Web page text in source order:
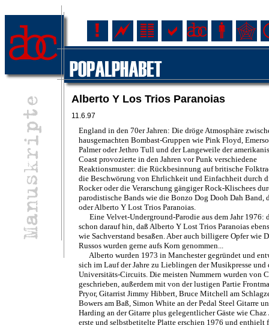
Alberto Y Los Trios Paranoias
11.6.97
England in den 70er Jahren: Die dröge Atmosphäre
hausgemachten Bombast-Gruppen wie Pink Floyd,
Palmer oder Jethro Tull und der Langeweile der
Coast provozierte in den Jahren vor Punk verschiedene
Reaktionsmuster: die Rückbesinnung auf britische
die Beschwörung von Ehrlichkeit und Einfachheit durch
Rocker oder die Verarschung gängiger Rock-Klischees
parodistische Bands wie die Bonzo Dog Dooh Dah Band,
oder Alberto Y Lost Trios Paranoias.
Eine Velvet-Underground-Parodie aus dem Jahr 1976:
schon darauf hin, daß Alberto Y Lost Trios Paranoias
wie Sachverstand besaßen. Aber auch billigere Opfer wie
Russos wurden gerne aufs Korn genommen...
Alberto wurden 1973 in Manchester gegründet und
sich im Lauf der Jahre zu Lieblingen der Musikpresse und
Universitäts-Circuits. Die meisten Nummern wurden von
geschrieben, außerdem mit von der lustigen Partie
Pryor, Gitarrist Jimmy Hibbert, Bruce Mitchell am
Bowers am Baß, Simon White an der Pedal Steel Gitarre
Harding an der Gitarre plus gelegentlicher Gäste wie Chaz
erste und selbstbetitelte Platte erschien 1976 und enthielt